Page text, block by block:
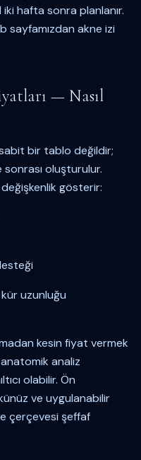
hafta sonra planlanır.
sayfamızdan akne izi
— Nasıl
bir tablo değildir;
oluşturulur.
gösterir:
uzunluğu
kesin fiyat vermek
analiz
olabilir. Ön
ve uygulanabilir
çerçevesi şeffaf